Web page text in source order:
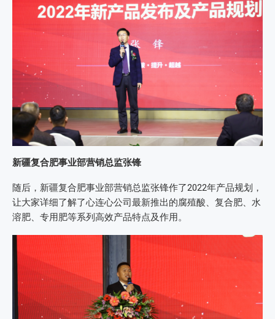
新疆复合肥事业部营销总监张锋
随后，新疆复合肥事业部营销总监张锋作了2022年产品规划，
让大家详细了解了心连心公司最新推出的腐殖酸、复合肥、水
溶肥、专用肥等系列高效产品特点及作用。